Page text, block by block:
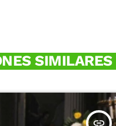
SIMILARES
insert_link